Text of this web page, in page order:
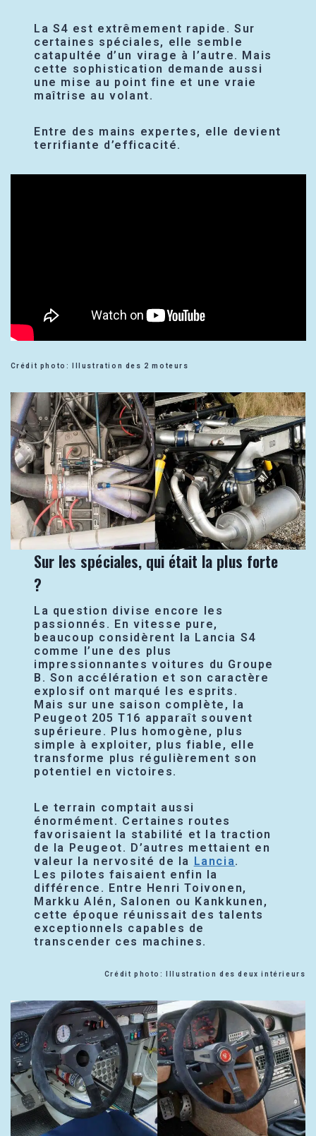
La S4 est extrêmement rapide. Sur
certaines spéciales, elle semble
catapultée d’un virage à l’autre. Mais
cette sophistication demande aussi
une mise au point fine et une vraie
maîtrise au volant.
Entre des mains expertes, elle devient
terrifiante d’efficacité.
Crédit photo: Illustration des 2 moteurs
Sur les spéciales, qui était la plus forte
?
La question divise encore les
passionnés. En vitesse pure,
beaucoup considèrent la Lancia S4
comme l’une des plus
impressionnantes voitures du Groupe
B. Son accélération et son caractère
explosif ont marqué les esprits.
Mais sur une saison complète, la
Peugeot 205 T16 apparaît souvent
supérieure. Plus homogène, plus
simple à exploiter, plus fiable, elle
transforme plus régulièrement son
potentiel en victoires.
Le terrain comptait aussi
énormément. Certaines routes
favorisaient la stabilité et la traction
de la Peugeot. D’autres mettaient en
valeur la nervosité de la Lancia.
Les pilotes faisaient enfin la
différence. Entre Henri Toivonen,
Markku Alén, Salonen ou Kankkunen,
cette époque réunissait des talents
exceptionnels capables de
transcender ces machines.
Crédit photo: Illustration des deux intérieurs